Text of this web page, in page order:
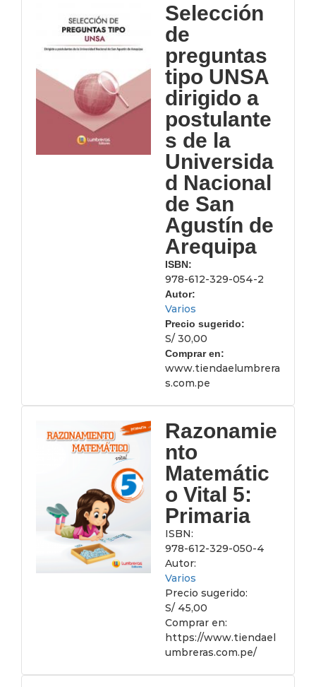
Selección
de
preguntas
tipo UNSA
dirigido a
postulante
s de la
Universida
d Nacional
de San
Agustín de
Arequipa
ISBN:
978-612-329-054-2
Autor:
Varios
Precio sugerido:
S/ 30,00
Comprar en:
www.tiendaelumbrera
s.com.pe
Razonamie
nto
Matemátic
o Vital 5:
Primaria
ISBN:
978-612-329-050-4
Autor:
Varios
Precio sugerido:
S/ 45,00
Comprar en:
https://www.tiendael
umbreras.com.pe/